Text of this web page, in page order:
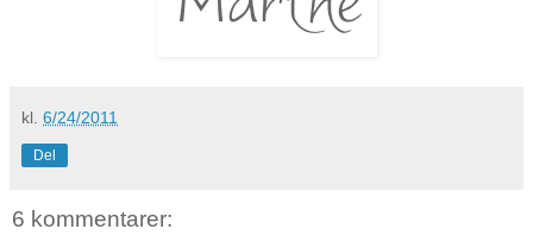
kl. 6/24/2011
Del
6 kommentarer: